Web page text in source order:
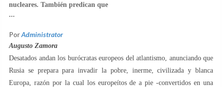
nucleares. También predican que
...
PorAdministrator
Augusto Zamora
Desatados andan los burócratas europeos del atlantismo, anunciando que
Rusia se prepara para invadir la pobre, inerme, civilizada y blanca
Europa, razón por la cual los europeítos de a pie -convertidos en una